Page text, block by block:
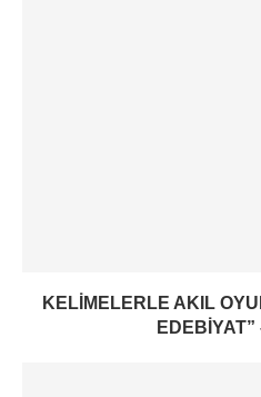
KELIMELERLE AKIL
EDEBIYAT”